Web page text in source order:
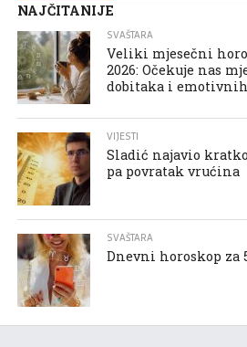
NAJČITANIJE
SVAŠTARA
Veliki mjesečni
2026: Očekuje nas
dobitaka i
VIJESTI
Sladić najavio
pa povratak vrućina
SVAŠTARA
Dnevni horoskop za